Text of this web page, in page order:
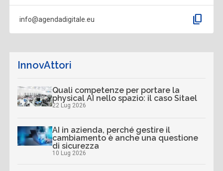
info@agendadigitale.eu content_copy
InnovAttori
Quali competenze per portare la
physical AI nello spazio: il caso Sitael
22 Lug 2026
AI in azienda, perché gestire il
cambiamento è anche una questione
di sicurezza
10 Lug 2026